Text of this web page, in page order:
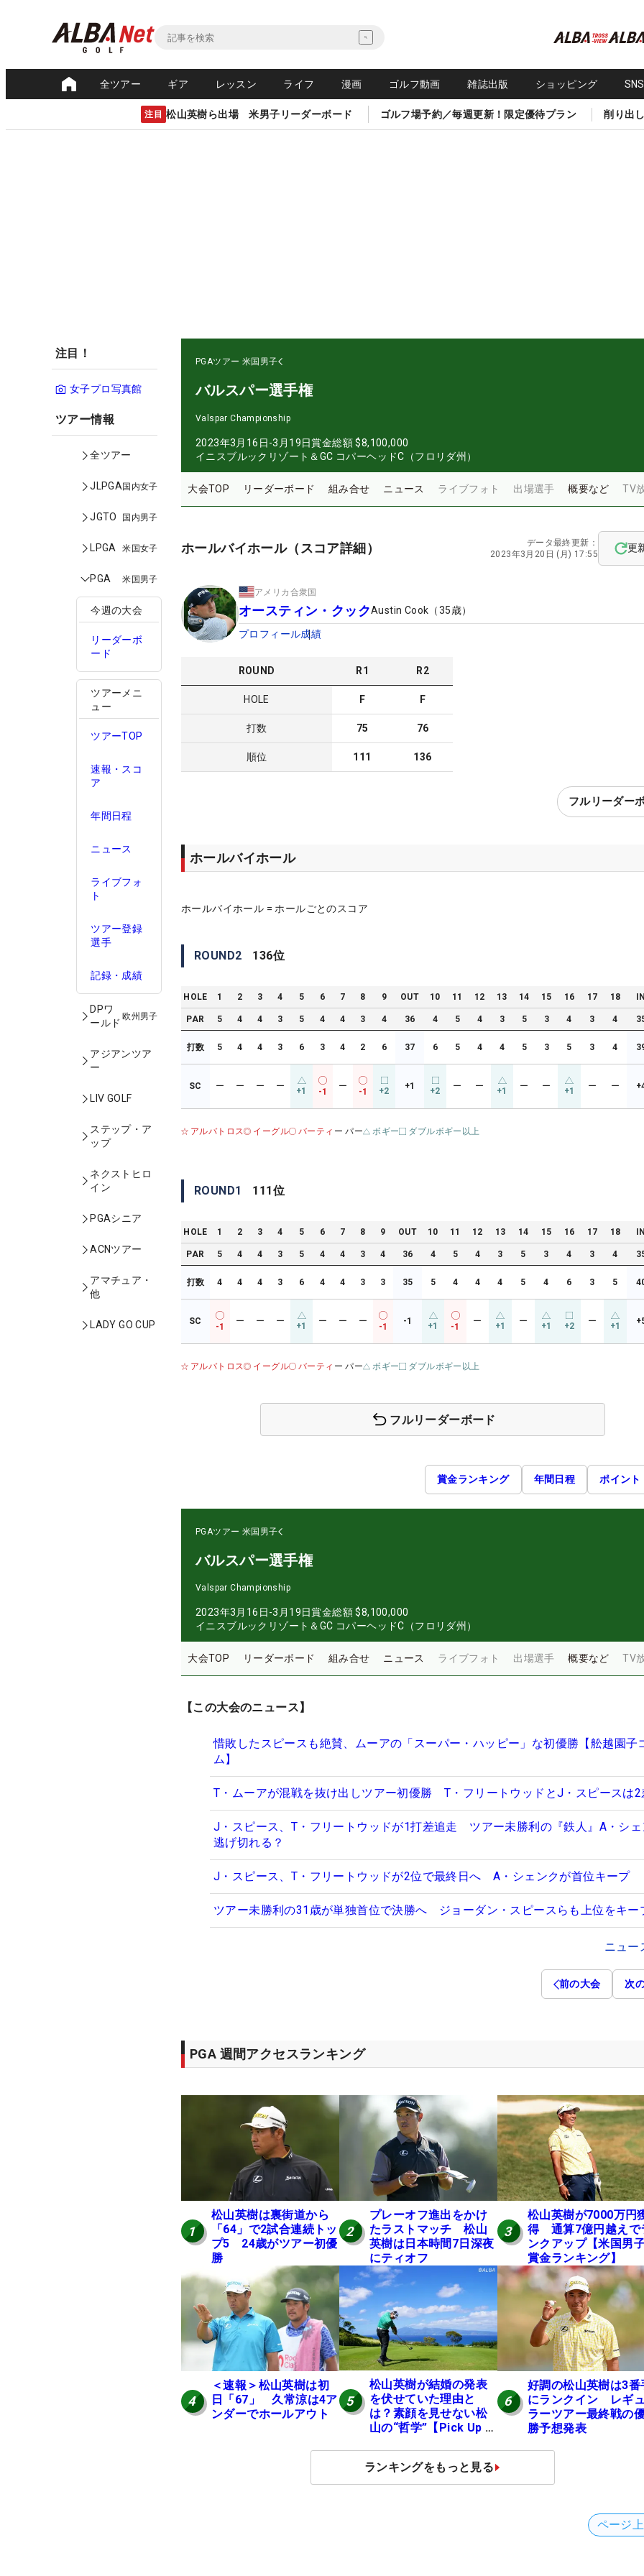
全ツアー ギア レッスン ライフ 漫画 ゴルフ動画 雑誌出版 ショッピング
注目 松山英樹ら出場 米男子リーダーボード ゴルフ場予約／毎週更新！限定優待プラン 削り出
注目！
女子プロ写真館
ツアー情報
全ツアー
JLPGA国内女子
JGTO 国内男子
LPGA 米国女子
PGA 米国男子
今週の大会
リーダーボ
ード
ツアーメニ
ュー
ツアーTOP
速報・スコ
ア
年間日程
ニュース
ライブフォ
ト
ツアー登録
選手
記録・成績
DPワ
ールド
欧州男子
アジアンツア
ー
LIV GOLF
ステップ・ア
ップ
ネクストヒロ
イン
PGAシニア
ACNツアー
アマチュア・
他
LADY GO CUP
PGAツアー 米国男子
バルスパー選手権
Valspar Championship
2023年3月16日-3月19日賞金総額 $8,100,000
イニスブルックリゾート＆GC コパーヘッドC（フロリダ州）
大会TOP リーダーボード 組み合せ ニュース ライブフォト 出場選手 概要など TV
ホールバイホール（スコア詳細）
データ最終更新：
2023年3月20日 (月) 17:55
更
アメリカ合衆国
オースティン・クックAustin Cook （35歳）
プロフィール成績
ROUND R1 R2
HOLE F F
打数 75 76
順位 111 136
フルリーダー
ホールバイホール
ホールバイホール = ホールごとのスコア
ROUND2 136位
HOLE 1 2 3 4 5 6 7 8 9 OUT 10 11 12 13 14 15 16 17 18
PAR 5 4 4 3 5 4 4 3 4 36 4 5 4 3 5 3 4 3 4
打数 5 4 4 3 6 3 4 2 6 37 6 5 4 4 5 3 5 3 4
SC ー ー ー ー +1 -1
ー
-1 +2 +1 +2 ー ー +1 ー ー +1 ー ー
アルバトロス イーグル バーティ ー パー ボギー ダブルボギー以上
ROUND1 111位
HOLE 1 2 3 4 5 6 7 8 9 OUT 10 11 12 13 14 15 16 17 18
PAR 5 4 4 3 5 4 4 3 4 36 4 5 4 3 5 3 4 3 4
打数 4 4 4 3 6 4 4 3 3 35 5 4 4 4 5 4 6 3 5
SC
-1
ー ー ー +1 ー ー ー
-1
-1 +1 -1
ー +1 ー +1 +2 ー +1
アルバトロス イーグル バーティ ー パー ボギー ダブルボギー以上
フルリーダーボード
賞金ランキング 年間日程 ポイント
PGAツアー 米国男子
バルスパー選手権
Valspar Championship
2023年3月16日-3月19日賞金総額 $8,100,000
イニスブルックリゾート＆GC コパーヘッドC（フロリダ州）
大会TOP リーダーボード 組み合せ ニュース ライブフォト 出場選手 概要など TV
【この大会のニュース】
惜敗したスピースも絶賛、ムーアの「スーパー・ハッピー」な初優勝【舩越園子
ム】
T・ムーアが混戦を抜け出しツアー初優勝 T・フリートウッドとJ・スピースは2
J・スピース、T・フリートウッドが1打差追走 ツアー未勝利の『鉄人』A・シ
逃げ切れる？
J・スピース、T・フリートウッドが2位で最終日へ A・シェンクが首位キープ
ツアー未勝利の31歳が単独首位で決勝へ ジョーダン・スピースらも上位をキー
ニュー
前の大会 次
PGA 週間アクセスランキング
1
松山英樹は裏街道から
「64」で2試合連続トッ
プ5 24歳がツアー初優
勝
2
プレーオフ進出をかけ
たラストマッチ 松山
英樹は日本時間7日深夜
にティオフ
3
松山英樹が7000万円
得 通算7億円越えで
ンクアップ【米国男
賞金ランキング】
4
＜速報＞松山英樹は初
日「67」 久常涼は4ア
ンダーでホールアウト
5
松山英樹が結婚の発表
を伏せていた理由と
は？素顔を見せない松
山の“哲学”【Pick Up 米
6
好調の松山英樹は3番
にランクイン レギ
ラーツアー最終戦の
勝予想発表
ランキングをもっと見る
ページ